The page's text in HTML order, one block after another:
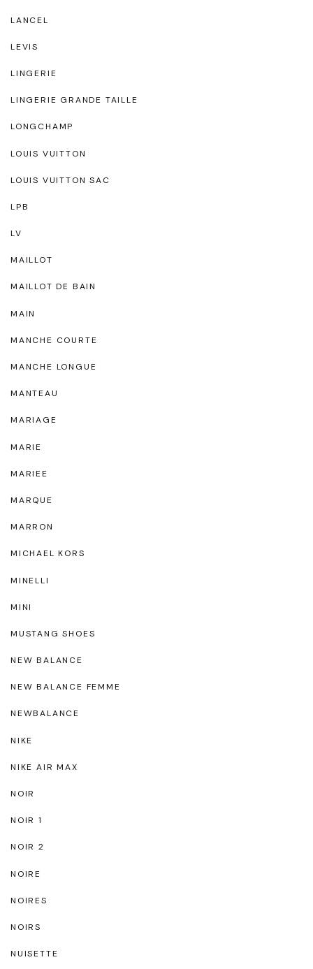
LANCEL
LEVIS
LINGERIE
LINGERIE GRANDE TAILLE
LONGCHAMP
LOUIS VUITTON
LOUIS VUITTON SAC
LPB
LV
MAILLOT
MAILLOT DE BAIN
MAIN
MANCHE COURTE
MANCHE LONGUE
MANTEAU
MARIAGE
MARIE
MARIEE
MARQUE
MARRON
MICHAEL KORS
MINELLI
MINI
MUSTANG SHOES
NEW BALANCE
NEW BALANCE FEMME
NEWBALANCE
NIKE
NIKE AIR MAX
NOIR
NOIR 1
NOIR 2
NOIRE
NOIRES
NOIRS
NUISETTE